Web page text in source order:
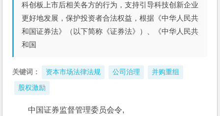
科创板上市后相关各方的行为，支持引导科技创新企业
更好地发展，保护投资者合法权益，根据《中华人民共
和国证券法》（以下简称《证券法》）、《中华人民共
和国
关键词： 资本市场法律法规 公司治理 并购重组
股权激励
中国证券监督管理委员会令,